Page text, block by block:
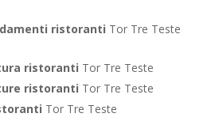
ristoranti Tor Tre Teste
ristoranti Tor Tre Teste
ristoranti Tor Tre Teste
Tor Tre Teste